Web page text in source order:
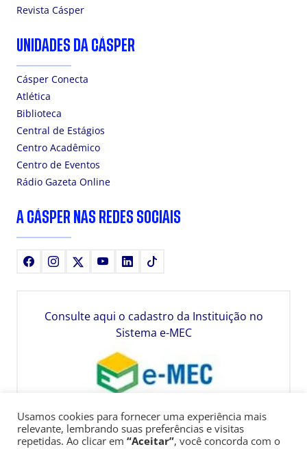
Revista Cásper
UNIDADES DA CÁSPER
Cásper Conecta
Atlética
Biblioteca
Central de Estágios
Centro Acadêmico
Centro de Eventos
Rádio Gazeta Online
A CÁSPER NAS REDES SOCIAIS
FacebookInstagram YoutubeLinkedIn
Consulte aqui o cadastro da Instituição no
Sistema e-MEC
Usamos cookies para fornecer uma experiência mais
relevante, lembrando suas preferências e visitas
repetidas. Ao clicar em “Aceitar”, você concorda com o